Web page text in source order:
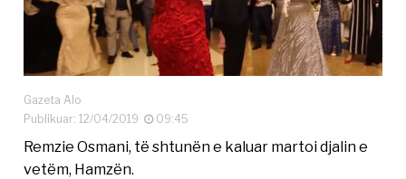
Gazeta Alo
Publikuar: 12/04/2019
09:45
Remzie Osmani, të shtunën e kaluar martoi djalin e
vetëm, Hamzën.